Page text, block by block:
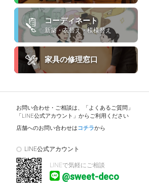
コーディネート
新築・衣替え・模様替え
家具の修理窓口
お問い合わせ・ご相談は、「よくあるご質問」
「LINE公式アカウント」からご利用ください
店舗へのお問い合わせはコチラから
LINE公式アカウント
LINEで気軽にご相談
@sweet-deco